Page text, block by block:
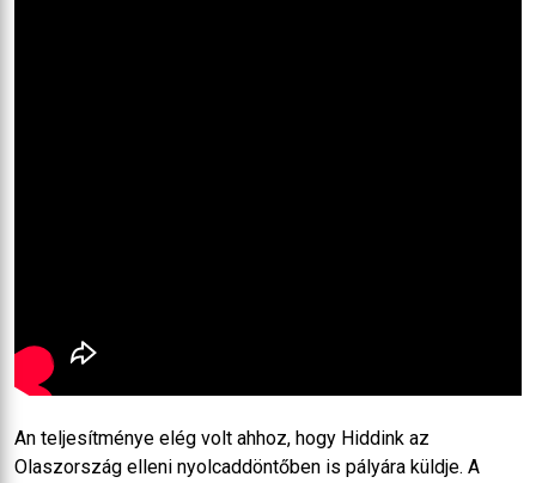
An teljesítménye elég volt ahhoz, hogy Hiddink az
Olaszország elleni nyolcaddöntőben is pályára küldje. A